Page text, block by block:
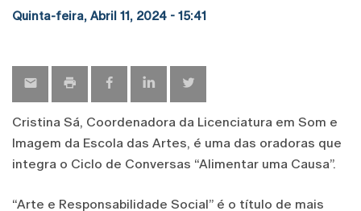
Quinta-feira, Abril 11, 2024 - 15:41
Cristina Sá, Coordenadora da Licenciatura em Som e
Imagem da Escola das Artes, é uma das oradoras que
integra o Ciclo de Conversas “Alimentar uma Causa”.
“Arte e Responsabilidade Social” é o título de mais